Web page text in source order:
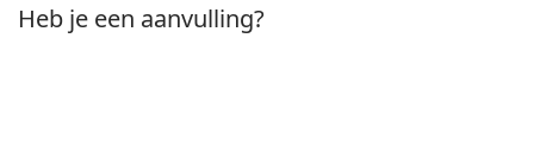
Heb je een aanvulling?